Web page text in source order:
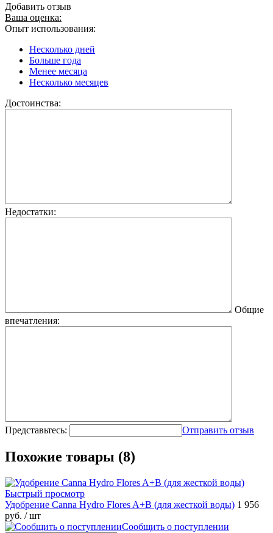
Добавить отзыв
Ваша оценка:
Опыт использования:
Несколько дней
Больше года
Менее месяца
Несколько месяцев
Достоинства:
Недостатки:
Общие
впечатления:
Представьтесь: Отправить отзыв
Похожие товары (8)
Быстрый просмотр
Удобрение Canna Hydro Flores A+B (для жесткой воды) 1 956
руб. / шт
Сообщить о поступлении